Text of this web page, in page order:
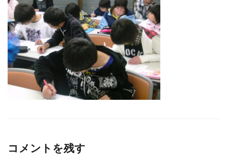
□ よくあるご質問
□ 高校部
□ 有料体験指導
□ 2019年合格体験記
コメントを残す